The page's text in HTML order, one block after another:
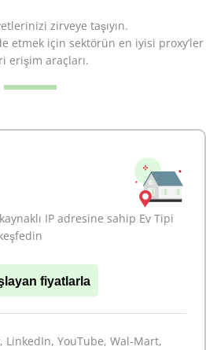
zirveye taşıyın.
etmek için sektörün en iyisi proxy’ler
erişim araçları.
IP adresine sahip Ev Tipi
fiyatlarla
LinkedIn, YouTube, Wal-Mart,